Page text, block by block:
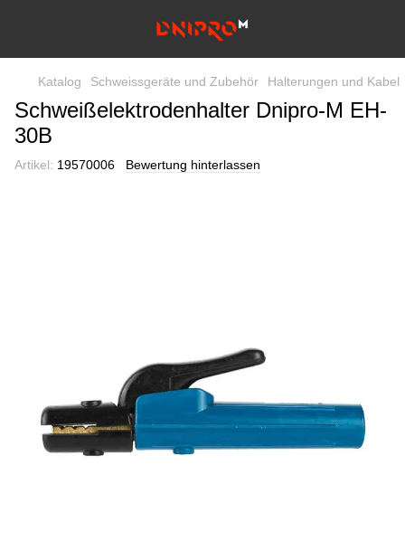
Katalog Schweissgeräte und Zubehör Halterungen und Kabel
Schweißelektrodenhalter Dnipro-M EH-
30B
Artikel: 19570006 Bewertung hinterlassen